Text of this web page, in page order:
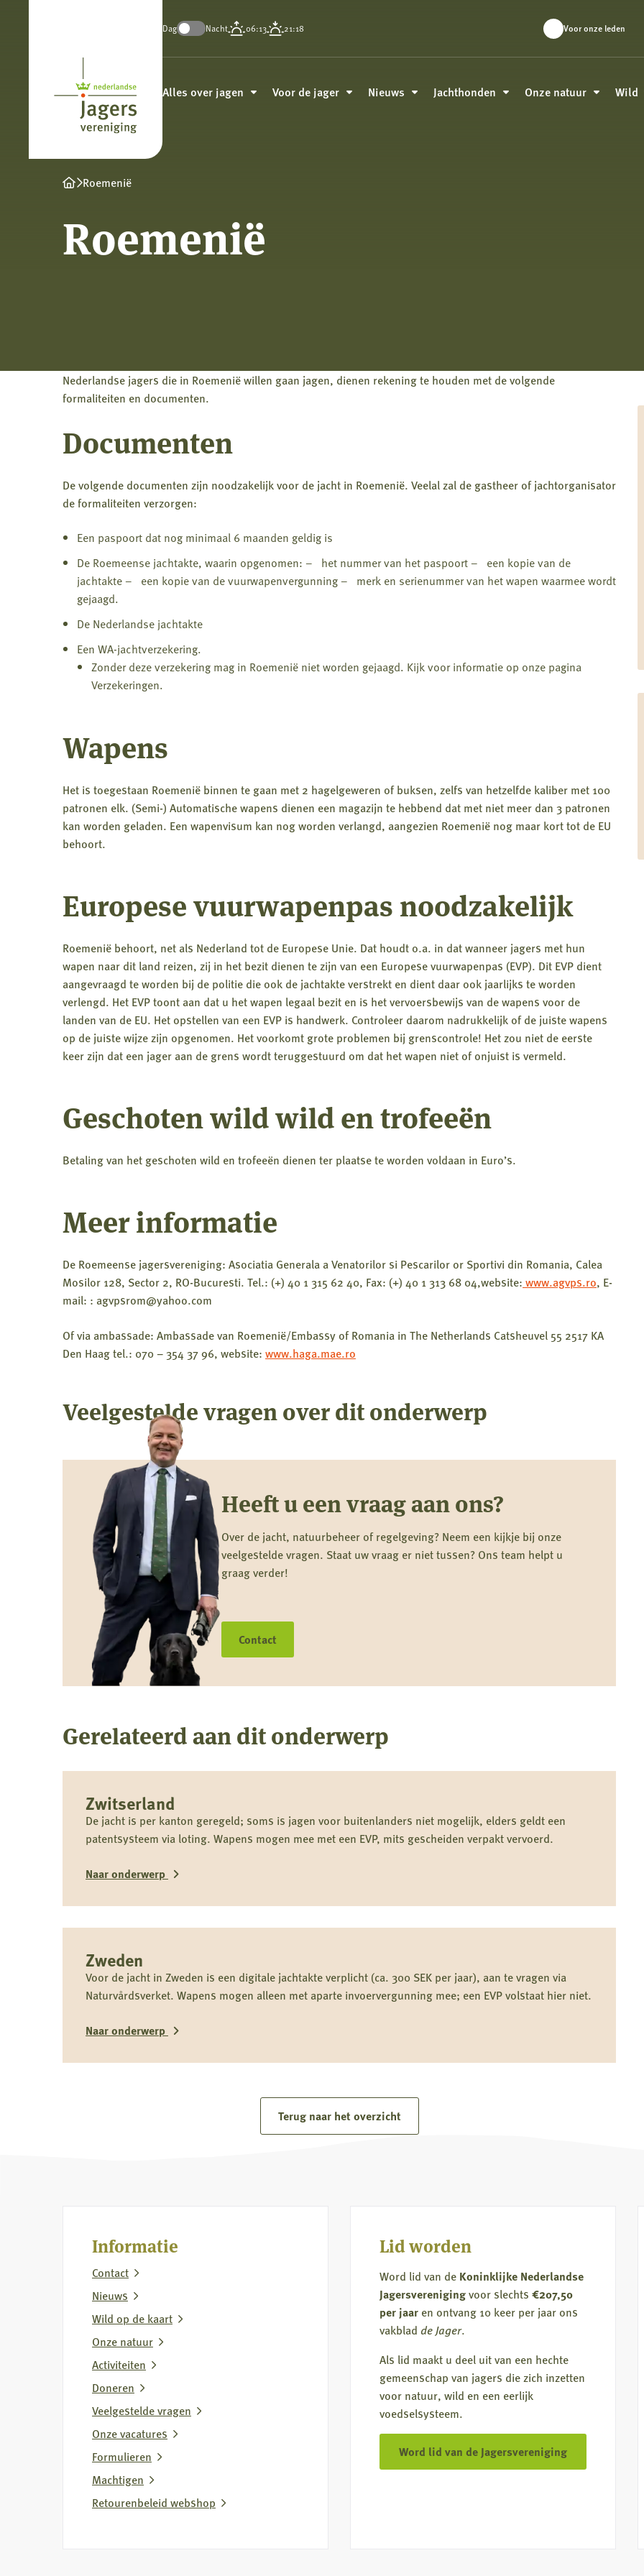
Nederlandse
Jagersvereniging
Dag Nacht 06:13 21:18 Voor onze leden
Alles over jagen Voor de jager Nieuws Jachthonden Onze natuur Wild
Roemenië
Roemenië
Nederlandse jagers die in Roemenië willen gaan jagen, dienen rekening te houden met de volgende
formaliteiten en documenten.
Documenten
De volgende documenten zijn noodzakelijk voor de jacht in Roemenië. Veelal zal de gastheer of jachtorganisator
de formaliteiten verzorgen:
Een paspoort dat nog minimaal 6 maanden geldig is
De Roemeense jachtakte, waarin opgenomen: – het nummer van het paspoort – een kopie van de
jachtakte – een kopie van de vuurwapenvergunning – merk en serienummer van het wapen waarmee wordt
gejaagd.
De Nederlandse jachtakte
Een WA-jachtverzekering.
Zonder deze verzekering mag in Roemenië niet worden gejaagd. Kijk voor informatie op onze pagina
Verzekeringen.
Wapens
Het is toegestaan Roemenië binnen te gaan met 2 hagelgeweren of buksen, zelfs van hetzelfde kaliber met 100
patronen elk. (Semi-) Automatische wapens dienen een magazijn te hebbend dat met niet meer dan 3 patronen
kan worden geladen. Een wapenvisum kan nog worden verlangd, aangezien Roemenië nog maar kort tot de EU
behoort.
Europese vuurwapenpas noodzakelijk
Roemenië behoort, net als Nederland tot de Europese Unie. Dat houdt o.a. in dat wanneer jagers met hun
wapen naar dit land reizen, zij in het bezit dienen te zijn van een Europese vuurwapenpas (EVP). Dit EVP dient
aangevraagd te worden bij de politie die ook de jachtakte verstrekt en dient daar ook jaarlijks te worden
verlengd. Het EVP toont aan dat u het wapen legaal bezit en is het vervoersbewijs van de wapens voor de
landen van de EU. Het opstellen van een EVP is handwerk. Controleer daarom nadrukkelijk of de juiste wapens
op de juiste wijze zijn opgenomen. Het voorkomt grote problemen bij grenscontrole! Het zou niet de eerste
keer zijn dat een jager aan de grens wordt teruggestuurd om dat het wapen niet of onjuist is vermeld.
Geschoten wild wild en trofeeën
Betaling van het geschoten wild en trofeeën dienen ter plaatse te worden voldaan in Euro’s.
Meer informatie
De Roemeense jagersvereniging: Asociatia Generala a Venatorilor si Pescarilor or Sportivi din Romania, Calea
Mosilor 128, Sector 2, RO-Bucuresti. Tel.: (+) 40 1 315 62 40, Fax: (+) 40 1 313 68 04,website: www.agvps.ro, E-
mail: : agvpsrom@yahoo.com
Of via ambassade: Ambassade van Roemenië/Embassy of Romania in The Netherlands Catsheuvel 55 2517 KA
Den Haag tel.: 070 – 354 37 96, website: www.haga.mae.ro
Veelgestelde vragen over dit onderwerp
Heeft u een vraag aan ons?
Over de jacht, natuurbeheer of regelgeving? Neem een kijkje bij onze
veelgestelde vragen. Staat uw vraag er niet tussen? Ons team helpt u
graag verder!
Contact
Gerelateerd aan dit onderwerp
Zwitserland
De jacht is per kanton geregeld; soms is jagen voor buitenlanders niet mogelijk, elders geldt een
patentsysteem via loting. Wapens mogen mee met een EVP, mits gescheiden verpakt vervoerd.
Naar onderwerp
Zwitserland
Zweden
Voor de jacht in Zweden is een digitale jachtakte verplicht (ca. 300 SEK per jaar), aan te vragen via
Naturvårdsverket. Wapens mogen alleen met aparte invoervergunning mee; een EVP volstaat hier niet.
Naar onderwerp
Zweden
Terug naar het overzicht
Informatie
Contact
Nieuws
Wild op de kaart
Onze natuur
Activiteiten
Doneren
Veelgestelde vragen
Onze vacatures
Formulieren
Machtigen
Retourenbeleid webshop
Lid worden
Word lid van de Koninklijke Nederlandse
Jagersverenigingvoor slechts €207,50
per jaaren ontvang 10 keer per jaar ons
vakblad de Jager.
Als lid maakt u deel uit van een hechte
gemeenschap van jagers die zich inzetten
voor natuur, wild en een eerlijk
voedselsysteem.
Word lid van de Jagersvereniging